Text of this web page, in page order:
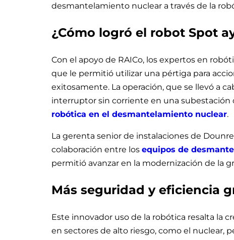
desmantelamiento nuclear a través de la
¿Cómo logró el robot Spot
Con el apoyo de RAICo, los expertos en
que le permitió utilizar una pértiga para
exitosamente. La operación, que se llevó a
interruptor sin corriente en una subestación
robótica en el desmantelamiento nuclear.
La gerenta senior de instalaciones de
colaboración entre los equipos de
permitió avanzar en la modernización de la
Más seguridad y eficiencia
Este innovador uso de la robótica resalta la
en sectores de alto riesgo, como el nuclear,